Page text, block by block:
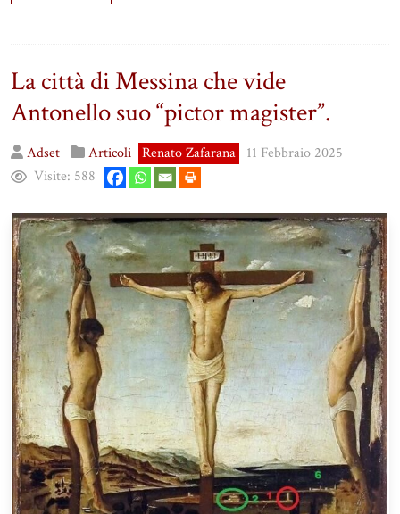
La città di Messina che vide
Antonello suo “pictor magister”.
Adset Articoli Renato Zafarana
11 Febbraio 2025
Visite: 588